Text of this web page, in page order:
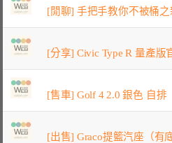
[閒聊] 手把手教你不被桶
[分享] Civic Type R 量產版
[售車] Golf 4 2.0 銀色 自排
[出售] Graco提籃汽座（有